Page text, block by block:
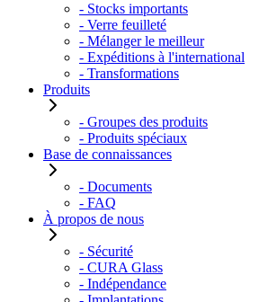
- Stocks importants
- Verre feuilleté
- Mélanger le meilleur
- Expéditions à l'international
- Transformations
Produits
- Groupes des produits
- Produits spéciaux
Base de connaissances
- Documents
- FAQ
À propos de nous
- Sécurité
- CURA Glass
- Indépendance